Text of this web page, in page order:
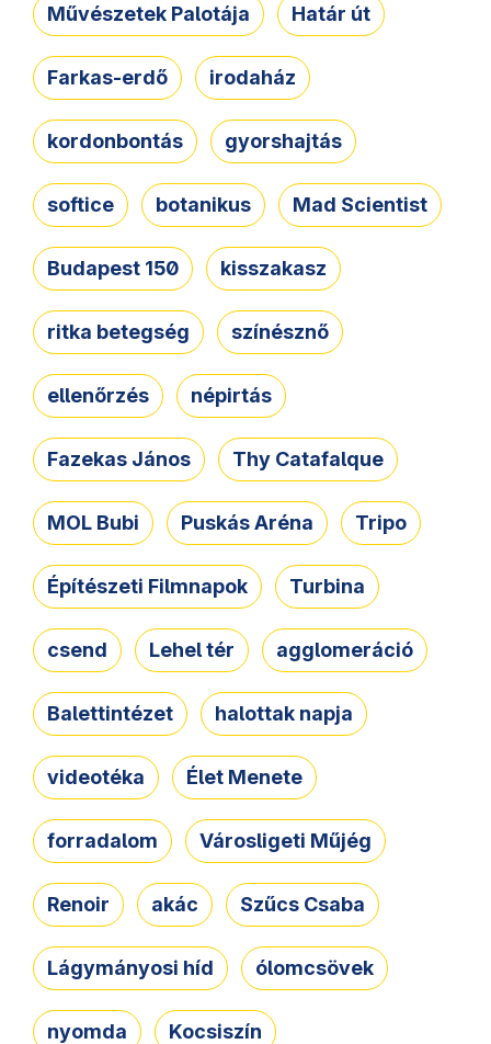
Művészetek Palotája Határ út
Farkas-erdő irodaház
kordonbontás gyorshajtás
softice botanikus Mad Scientist
Budapest 150 kisszakasz
ritka betegség színésznő
ellenőrzés népirtás
Fazekas János Thy Catafalque
MOL Bubi Puskás Aréna Tripo
Építészeti Filmnapok Turbina
csend Lehel tér agglomeráció
Balettintézet halottak napja
videotéka Élet Menete
forradalom Városligeti Műjég
Renoir akác Szűcs Csaba
Lágymányosi híd ólomcsövek
nyomda Kocsiszín